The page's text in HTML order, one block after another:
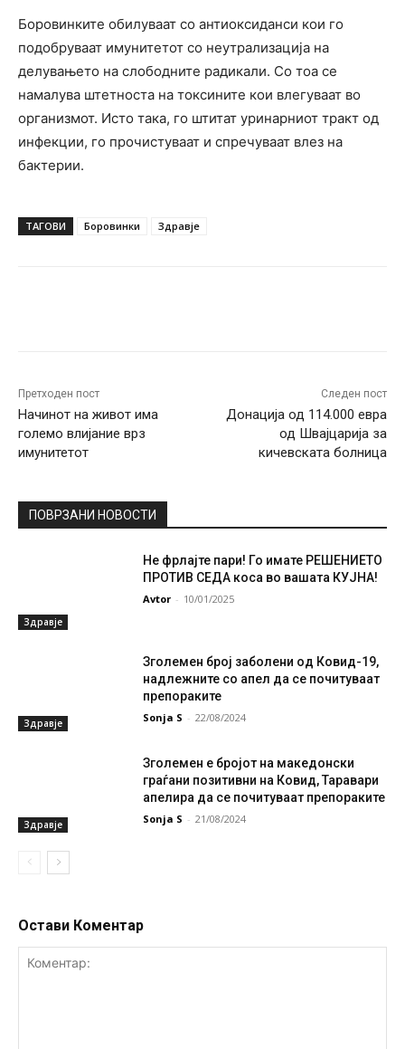
Боровинките обилуваат со антиоксиданси кои го
подобруваат имунитетот со неутрализација на
делувањето на слободните радикали. Со тоа се
намалува штетноста на токсините кои влегуваат во
организмот. Исто така, го штитат уринарниот тракт од
инфекции, го прочистуваат и спречуваат влез на
бактерии.
ТАГОВИ Боровинки Здравје
Претходен пост
Начинот на живот има
големо влијание врз
имунитетот
Следен пост
Донација од 114.000 евра
од Швајцарија за
кичевската болница
ПОВРЗАНИ НОВОСТИ
Здравје
Не фрлајте пари! Го имате РЕШЕНИЕТО
ПРОТИВ СЕДА коса во вашата КУЈНА!
Avtor - 10/01/2025
Здравје
Зголемен број заболени од Ковид-19,
надлежните со апел да се почитуваат
препораките
Sonja S - 22/08/2024
Здравје
Зголемен е бројот на македонски
граѓани позитивни на Ковид, Таравари
апелира да се почитуваат препораките
Sonja S - 21/08/2024
Остави Коментар